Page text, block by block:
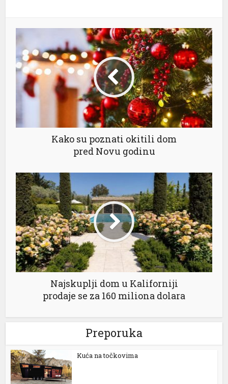
Kako su poznati okitili dom
pred Novu godinu
Najskuplji dom u Kaliforniji
prodaje se za 160 miliona dolara
Preporuka
Kuća na točkovima